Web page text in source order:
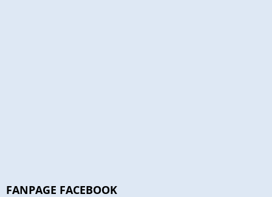
FANPAGE FACEBOOK